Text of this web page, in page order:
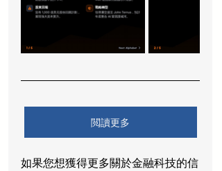
閲讀更多
如果您想獲得更多關於金融科技的信